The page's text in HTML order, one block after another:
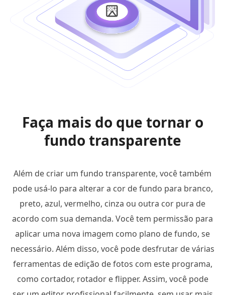
Faça mais do que tornar o
fundo transparente
Além de criar um fundo transparente, você também
pode usá-lo para alterar a cor de fundo para branco,
preto, azul, vermelho, cinza ou outra cor pura de
acordo com sua demanda. Você tem permissão para
aplicar uma nova imagem como plano de fundo, se
necessário. Além disso, você pode desfrutar de várias
ferramentas de edição de fotos com este programa,
como cortador, rotador e flipper. Assim, você pode